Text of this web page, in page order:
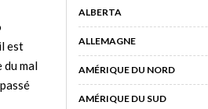
est
mal
ALBERTA
ALLEMAGNE
AMÉRIQUE DU NORD
AMÉRIQUE DU SUD